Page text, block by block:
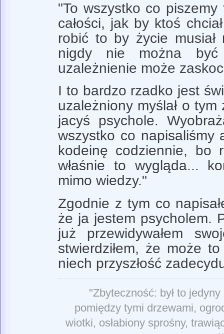
"To wszystko co piszemy
całości, jak by ktoś
robić to by życie
nigdy nie można
uzależnienie może
I to bardzo rzadko jest
uzależniony myślał o
jacyś psychole.
wszystko co
kodeinę codziennie, bo
właśnie to wygląda...
mimo wiedzy."
Zgodnie z tym co
że ja jestem psycholem.
już przewidywałem
stwierdziłem, że może
niech przyszłość
"Zbyteczność: był to
pomiędzy tymi drzewami,
wiotki, osłabiony sprośny,